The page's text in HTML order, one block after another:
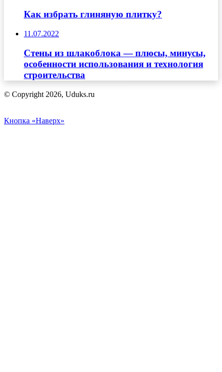
Как избрать глиняную плитку?
11.07.2022
Стены из шлакоблока — плюсы, минусы,
особенности использования и технология
строительства
© Copyright 2026, Uduks.ru
Кнопка «Наверх»